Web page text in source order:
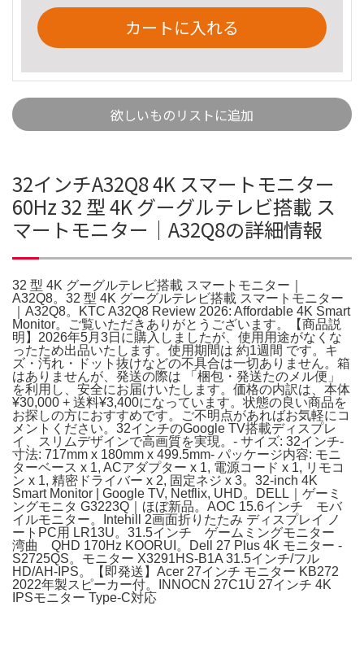
カートに入れる
欲しいものリストに追加
32インチA32Q8 4K スマートモニター
60Hz 32 型 4K グーグルテレビ搭載 ス
マートモニター｜A32Q8の詳細情報
32 型 4K グーグルテレビ搭載 スマートモニター｜
A32Q8。32 型 4K グーグルテレビ搭載 スマートモニター
｜A32Q8。KTC A32Q8 Review 2026: Affordable 4K Smart
Monitor。ご覧いただきありがとうございます。【商品説
明】2026年5月3日に購入しましたが、使用用途がなくな
ったため出品いたします。使用期間は 約1週間 です。キ
ズ・汚れ・ドット抜けなどの不具合は一切ありません。箱
はありませんが、発送の際は 「梱包・発送たのメル便」
を利用し、安全にお届けいたします。価格の内訳は、本体
¥30,000 + 送料¥3,400になっています。状態の良い商品を
お探しの方におすすめです。ご不明点があればお気軽にコ
メントください。32インチのGoogle TV搭載ディスプレ
イ、スリムデザインで高画質を実現。- サイズ: 32インチ-
寸法: 717mm x 180mm x 499.5mm- パッケージ内容: モニ
ターベース x 1, ACアダプター x 1, 電源コード x 1, リモコ
ン x 1, 精密ドライバー x 2, 固定ネジ x 3。32-inch 4K
Smart Monitor | Google TV, Netflix, UHD。DELL｜ゲーミ
ングモニタ G3223Q｜ほぼ新品。AOC 15.6インチ モバ
イルモニター。Intehill 2画面折りたたみ ディスプレイ ノ
ートPC用 LR13U。31.5インチ ゲームミングモニター
湾曲 QHD 170Hz KOORUI。Dell 27 Plus 4K モニター -
S2725QS。モニター X3291HS-B1A 31.5インチ/フル
HD/AH-IPS。​【即発送】Acer 27インチ モニター KB272
2022年製スピーカー付。INNOCN 27C1U 27インチ 4K
IPSモニター Type-C対応